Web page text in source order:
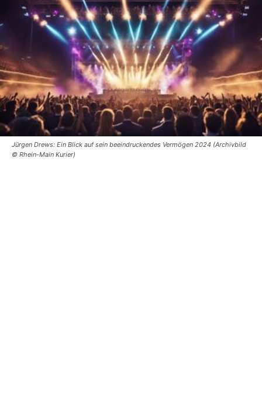
Jürgen Drews: Ein Blick auf sein beeindruckendes Vermögen 2024 (Archivbild
© Rhein-Main Kurier)